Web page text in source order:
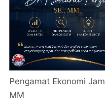
Pengamat Ekonomi
MM